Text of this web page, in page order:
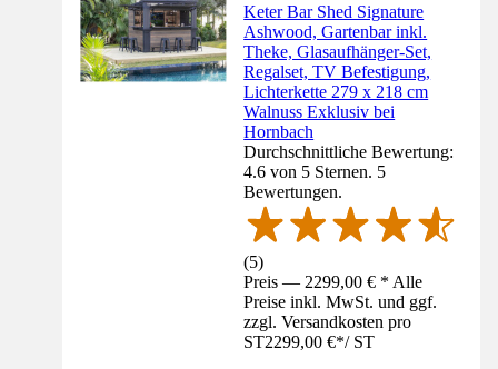
Keter Bar Shed Signature
Ashwood, Gartenbar inkl.
Theke, Glasaufhänger-Set,
Regalset, TV Befestigung,
Lichterkette 279 x 218 cm
Walnuss Exklusiv bei
Hornbach
Durchschnittliche Bewertung:
4.6 von 5 Sternen. 5
Bewertungen.
(5)
Preis — 2299,00 € * Alle
Preise inkl. MwSt. und ggf.
zzgl. Versandkosten pro
ST2299,00 €*/ ST